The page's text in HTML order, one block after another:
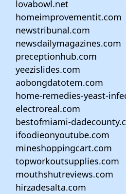
lovabowl.net
homeimprovementit.com
newstribunal.com
newsdailymagazines.com
preceptionhub.com
yeezislides.com
aobongdatotem.com
home-remedies-yeast-
electroreal.com
bestofmiami-
ifoodieonyoutube.com
mineshoppingcart.com
topworkoutsupplies.com
mouthshutreviews.com
hirzadesalta.com